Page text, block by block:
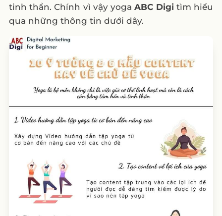
tinh thần. Chính vì vậy yogaABC Digi tìm hiểu
qua những thông tin dưới dây.